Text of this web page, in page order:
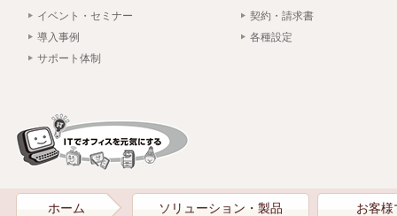
イベント・セミナー
導入事例
サポート体制
契約・請求書
各種設定
ホーム ソリューション・製品 お客様